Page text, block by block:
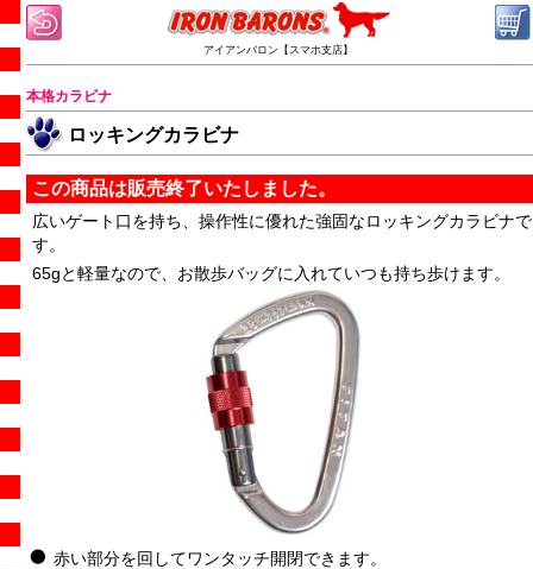
アイアンバロン【スマホ支店】
本格カラビナ
ロッキングカラビナ
この商品は販売終了いたしました。
広いゲート口を持ち、操作性に優れた強固なロッキングカラビナで
す。
65gと軽量なので、お散歩バッグに入れていつも持ち歩けます。
赤い部分を回してワンタッチ開閉できます。